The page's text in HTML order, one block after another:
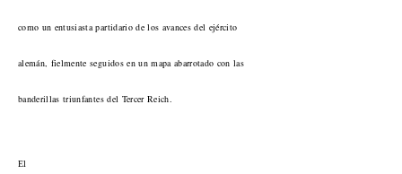
como un entusiasta partidario de los avances del ejército
alemán, fielmente seguidos en un mapa abarrotado con las
banderillas triunfantes del Tercer Reich.
El